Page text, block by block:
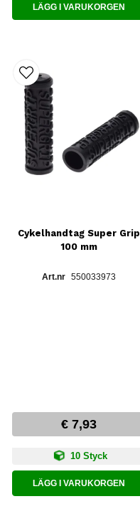
LÄGG I VARUKORGEN
Cykelhandtag Super Grip
100 mm
550033973
€ 7,93
10 Styck
LÄGG I VARUKORGEN